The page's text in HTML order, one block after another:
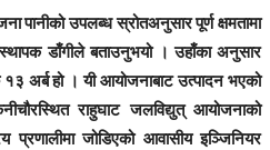
पानीको उपलब्ध स्रोतअनुसार पूर्ण क्षमतामा
डाँगीले बताउनुभयो । उहाँका अनुसार
अर्ब हो । यी आयोजनाबाट उत्पादन भएको
राहुघाट जलविद्युत् आयोजनाको
प्रणालीमा जोडिएको आवासीय इञ्जिनियर